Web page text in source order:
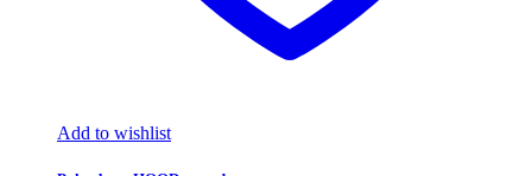
Add to wishlist